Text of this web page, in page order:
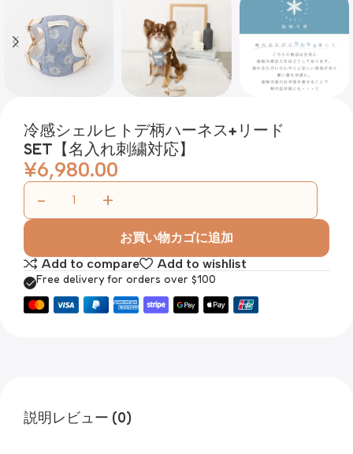
冷感シェルヒトデ柄ハーネス+リード
SET【名入れ刺繍対応】
¥6,980.00
お買い物カゴに追加
Add to compare
Add to wishlist
Free delivery for orders over $100
説明レビュー (0)